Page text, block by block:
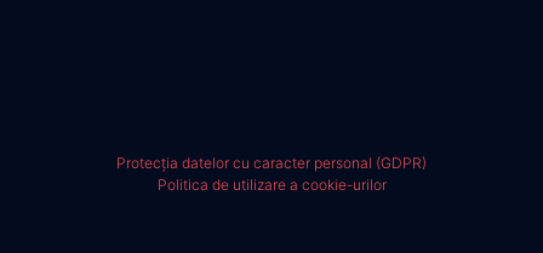
Protecția datelor cu caracter personal (GDPR)
Politica de utilizare a cookie-urilor